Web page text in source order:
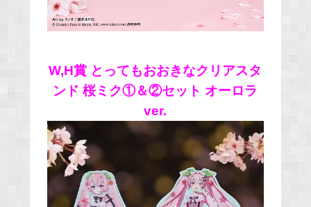
W,H賞 とってもおおきなクリアスタ
ンド 桜ミク①＆②セット オーロラ
ver.